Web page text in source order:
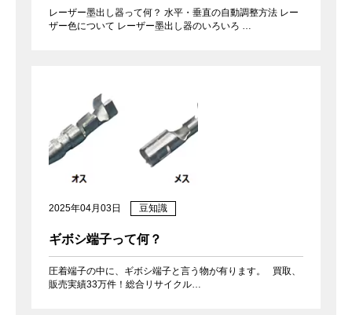
レーザー墨出し器って何？ 水平・垂直の自動調整方法 レー
ザー色について レーザー墨出し器のいろいろ …
2025年04月03日 豆知識
ギボシ端子って何？
圧着端子の中に、ギボシ端子と言う物が有ります。 買取、
販売実績33万件！総合リサイクル…